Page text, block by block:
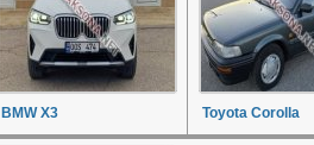
BMW X3 Toyota Corolla